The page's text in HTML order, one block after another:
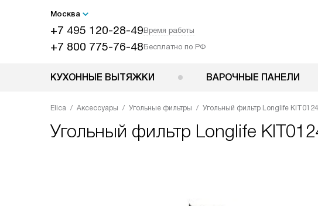
Москва
+7 495 120-28-49Время работы
+7 800 775-76-48Бесплатно по РФ
КУХОННЫЕ ВЫТЯЖКИ ВАРОЧНЫЕ ПАНЕЛИ
Elica Аксессуары Угольные фильтры Угольный фильтр Longlife
Угольный фильтр Longlife